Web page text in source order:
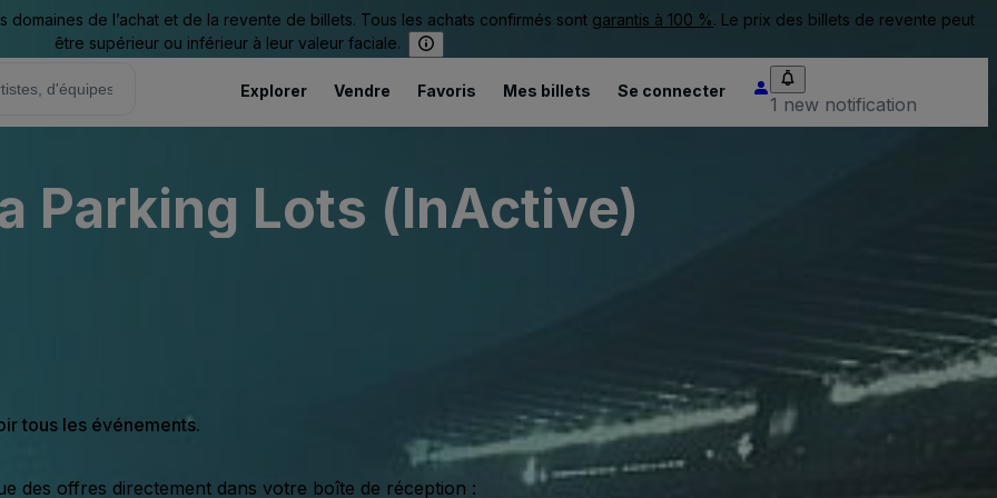
de l’achat et de la revente de billets. Tous les achats confirmés sont garantis à 100 %. Le prix des billets de revente peut
être supérieur ou inférieur à leur valeur faciale.
Explorer Vendre Favoris Mes billets Se connecter
1 new notification
Parking Lots (InActive)
tous les événements.
des offres directement dans votre boîte de réception :